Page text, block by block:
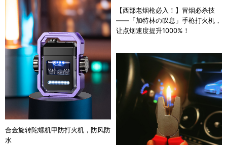
【西部老烟枪必入！】冒烟必杀技
——「加特林の叹息」手枪打火机，
让点烟速度提升1000%！
合金旋转陀螺机甲防打火机，防风防
水